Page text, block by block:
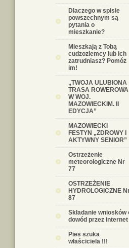
Dlaczego w spisie
powszechnym są
pytania o
mieszkanie?
Mieszkają z Tobą
cudzoziemcy lub ich
zatrudniasz? Pomóż
im!
„TWOJA ULUBIONA
TRASA ROWEROWA
W WOJ.
MAZOWIECKIM. II
EDYCJA”
MAZOWIECKI
FESTYN „ZDROWY I
AKTYWNY SENIOR”
Ostrzeżenie
meteorologiczne Nr
77
OSTRZEŻENIE
HYDROLOGICZNE
87
Składanie wniosków
dowód przez internet
Pies szuka
właściciela !!!